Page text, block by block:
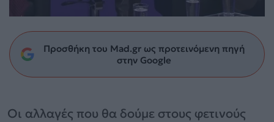
Προσθήκη του Mad.gr ως προτεινόμενη πηγή
στην Google
Οι αλλαγές που θα δούμε στους φετινούς